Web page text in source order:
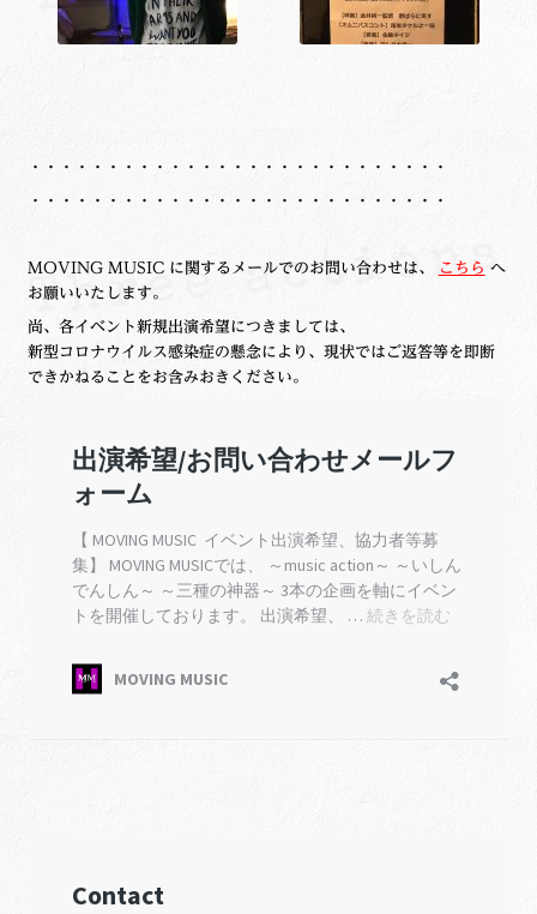
・・・・・・・・・・・・・・・・・・・・・・・・・・・
・・・・・・・・・・・・・・・・・・・・・・・・・・・
MOVING MUSIC に関するメールでのお問い合わせは、 こちら へ
お願いいたします。
尚、各イベント新規出演希望につきましては、
新型コロナウイルス感染症の懸念により、現状ではご返答等を即断
できかねることをお含みおきください。